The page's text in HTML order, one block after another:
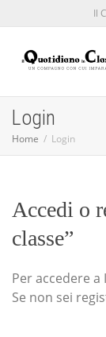
Il
Login
Home Login
Accedi o
classe”
Per accedere
Se non sei